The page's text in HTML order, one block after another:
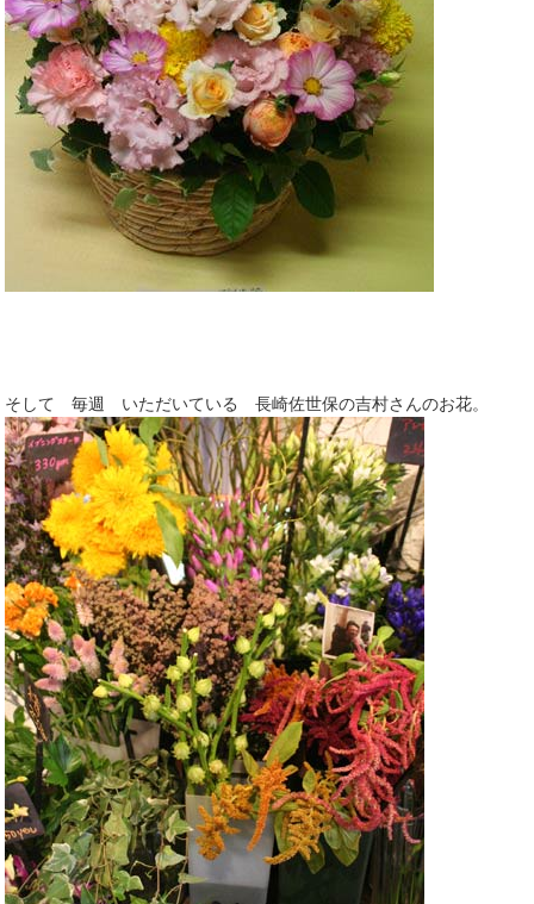
そして 毎週 いただいている 長崎佐世保の吉村さんのお花。